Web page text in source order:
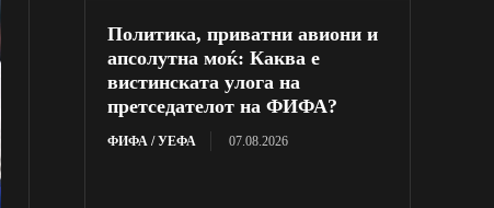
Политика, приватни авиони и
апсолутна моќ: Каква е
вистинската улога на
претседателот на ФИФА?
ФИФА / УЕФА 07.08.2026